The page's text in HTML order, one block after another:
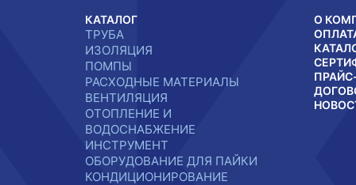
КАТАЛОГ
ТРУБА
ИЗОЛЯЦИЯ
ПОМПЫ
РАСХОДНЫЕ МАТЕРИАЛЫ
ВЕНТИЛЯЦИЯ
ОТОПЛЕНИЕ И
ВОДОСНАБЖЕНИЕ
ИНСТРУМЕНТ
ОБОРУДОВАНИЕ ДЛЯ ПАЙКИ
КОНДИЦИОНИРОВАНИЕ
О